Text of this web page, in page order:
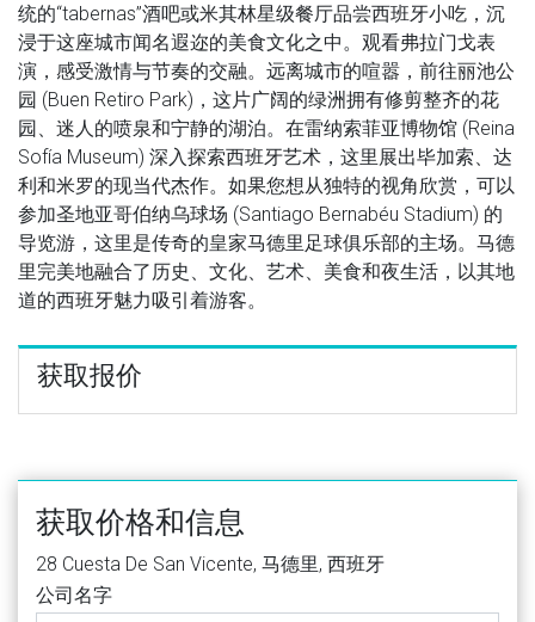
统的“tabernas”酒吧或米其林星级餐厅品尝西班牙小吃，沉
浸于这座城市闻名遐迩的美食文化之中。观看弗拉门戈表
演，感受激情与节奏的交融。远离城市的喧嚣，前往丽池公
园 (Buen Retiro Park)，这片广阔的绿洲拥有修剪整齐的花
园、迷人的喷泉和宁静的湖泊。在雷纳索菲亚博物馆 (Reina
Sofía Museum) 深入探索西班牙艺术，这里展出毕加索、达
利和米罗的现当代杰作。如果您想从独特的视角欣赏，可以
参加圣地亚哥伯纳乌球场 (Santiago Bernabéu Stadium) 的
导览游，这里是传奇的皇家马德里足球俱乐部的主场。马德
里完美地融合了历史、文化、艺术、美食和夜生活，以其地
道的西班牙魅力吸引着游客。
获取报价
获取价格和信息
28 Cuesta De San Vicente, 马德里, 西班牙
公司名字